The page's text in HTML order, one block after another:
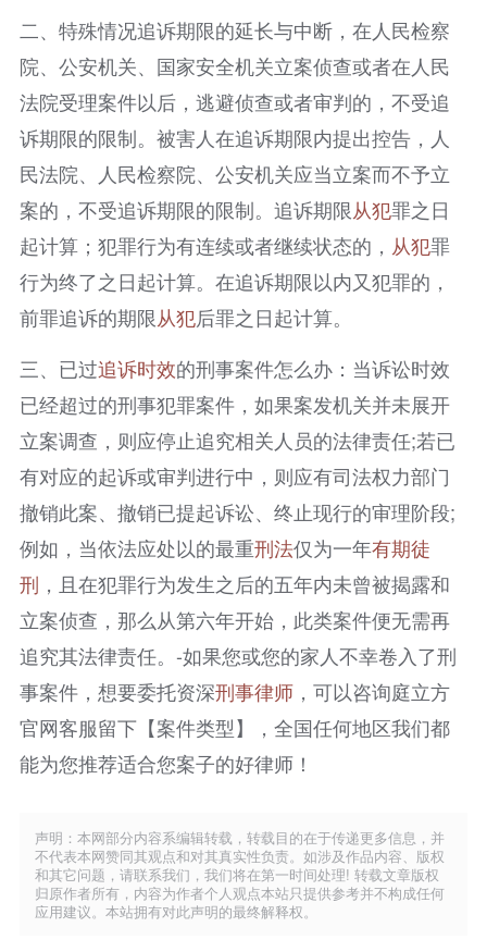
二、特殊情况追诉期限的延长与中断，在人民检察
院、公安机关、国家安全机关立案侦查或者在人民
法院受理案件以后，逃避侦查或者审判的，不受追
诉期限的限制。被害人在追诉期限内提出控告，人
民法院、人民检察院、公安机关应当立案而不予立
案的，不受追诉期限的限制。追诉期限从犯罪之日
起计算；犯罪行为有连续或者继续状态的， 从犯罪
行为终了之日起计算。在追诉期限以内又犯罪的，
前罪追诉的期限从犯后罪之日起计算。
三、已过追诉时效的刑事案件怎么办：当诉讼时效
已经超过的刑事犯罪案件，如果案发机关并未展开
立案调查，则应停止追究相关人员的法律责任;若已
有对应的起诉或审判进行中，则应有司法权力部门
撤销此案、撤销已提起诉讼、终止现行的审理阶段;
例如，当依法应处以的最重刑法仅为一年有期徒
刑 ，且在犯罪行为发生之后的五年内未曾被揭露和
立案侦查，那么从第六年开始，此类案件便无需再
追究其法律责任。-如果您或您的家人不幸卷入了刑
事案件，想要委托资深刑事律师，可以咨询庭立方
官网客服留下【案件类型】，全国任何地区我们都
能为您推荐适合您案子的好律师！
声明：本网部分内容系编辑转载，转载目的在于传递更多信息，并
不代表本网赞同其观点和对其真实性负责。如涉及作品内容、版权
和其它问题，请联系我们，我们将在第一时间处理! 转载文章版权
归原作者所有，内容为作者个人观点本站只提供参考并不构成任何
应用建议。本站拥有对此声明的最终解释权。